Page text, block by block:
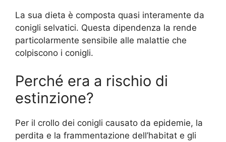
La sua dieta è composta quasi interamente da
conigli selvatici. Questa dipendenza la rende
particolarmente sensibile alle malattie che
colpiscono i conigli.
Perché era a rischio di
estinzione?
Per il crollo dei conigli causato da epidemie, la
perdita e la frammentazione dell’habitat e gli